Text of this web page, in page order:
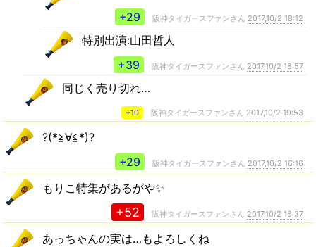
+29
阪神タイガースファンさん 2017,10/2 18:12
特別出演:山田哲人
+39
阪神タイガースファンさん 2017,10/2 18:57
同じく売り切れ…
+10 阪神タイガースファンさん 2017,10/2 19:53
?(*≧∀≦*)?
+29
阪神タイガースファンさん 2017,10/2 16:16
もりこ特集があるがや✨
+52 阪神タイガースファンさん 2017,10/2 16:37
あっちゃんの実は…もよろしくね